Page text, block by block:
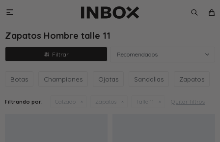

Zapatos Hombre talle 11
Recomendados
Botas Championes Ojotas Sandalias Zapatos
Filtrando por: Calzado Zapatos Talle 11 Quitar filtros